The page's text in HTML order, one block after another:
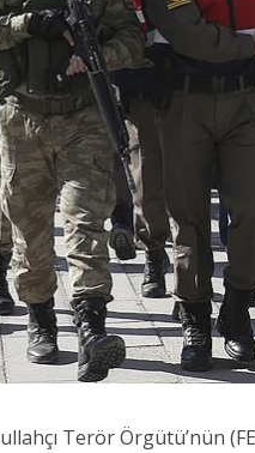
Terör Örgütü’nün